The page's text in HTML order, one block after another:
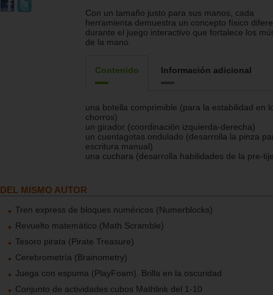
Con un tamaño justo para sus manos, cada
herramienta demuestra un concepto físico
durante el juego interactivo que fortalece los
de la mano.
Contenido Información adicional
una botella comprimible (para la estabilidad en
chorros)
un girador (coordinación izquierda-derecha)
un cuentagotas ondulado (desarrolla la pinza
escritura manual)
una cuchara (desarrolla habilidades de la pre-
DEL MISMO AUTOR
Tren express de bloques numéricos (Numerblocks)
Revuelto matemático (Math Scramble)
Tesoro pirata (Pirate Treasure)
Cerebrometría (Brainometry)
Juega con espuma (PlayFoam). Brilla en la oscuridad
Conjunto de actividades cubos Mathlink del 1-10